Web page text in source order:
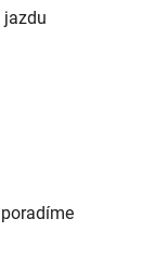
jazdu